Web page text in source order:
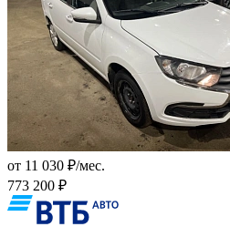
от 11 030 ₽/мес.
773 200 ₽